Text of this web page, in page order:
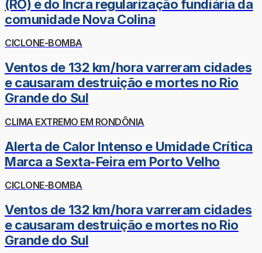
(RO) e do Incra regularização fundiária da
comunidade Nova Colina
CICLONE-BOMBA
Ventos de 132 km/hora varreram cidades
e causaram destruição e mortes no Rio
Grande do Sul
CLIMA EXTREMO EM RONDÔNIA
Alerta de Calor Intenso e Umidade Crítica
Marca a Sexta-Feira em Porto Velho
CICLONE-BOMBA
Ventos de 132 km/hora varreram cidades
e causaram destruição e mortes no Rio
Grande do Sul